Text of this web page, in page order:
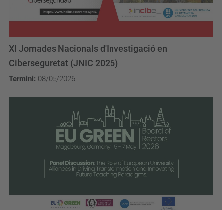
XI Jornades Nacionals d'Investigació en
Ciberseguretat (JNIC 2026)
Termini: 08/05/2026